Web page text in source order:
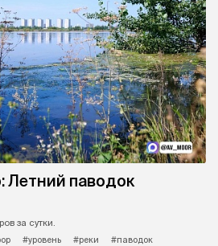
Летний паводок
за сутки.
#уровень #реки
#паводок